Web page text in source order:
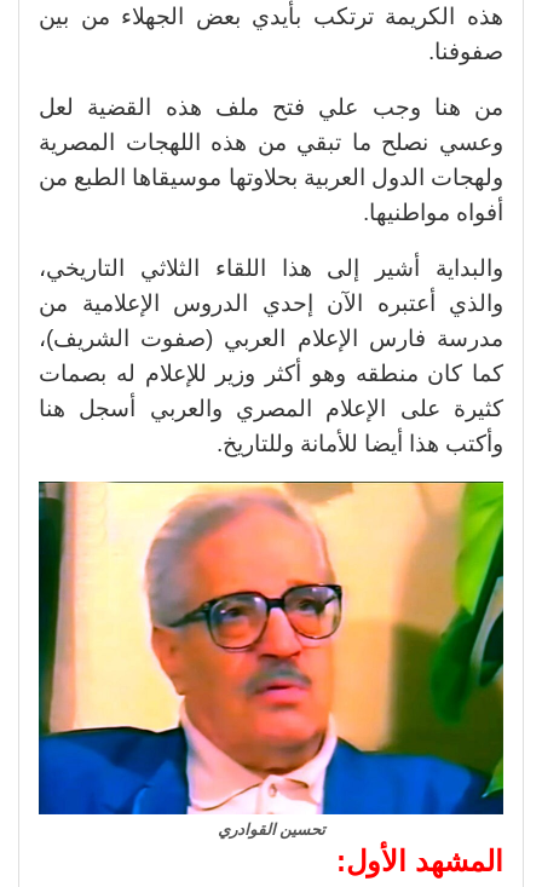
هذه الكريمة ترتكب بأيدي بعض الجهلاء من بين
صفوفنا.
من هنا وجب علي فتح ملف هذه القضية لعل
وعسي نصلح ما تبقي من هذه اللهجات المصرية
ولهجات الدول العربية بحلاوتها موسيقاها الطبع من
أفواه مواطنيها.
والبداية أشير إلى هذا اللقاء الثلاثي التاريخي،
والذي أعتبره الآن إحدي الدروس الإعلامية من
مدرسة فارس الإعلام العربي (صفوت الشريف)،
كما كان منطقه وهو أكثر وزير للإعلام له بصمات
كثيرة على الإعلام المصري والعربي أسجل هنا
وأكتب هذا أيضا للأمانة وللتاريخ.
تحسين القوادري
المشهد الأول: